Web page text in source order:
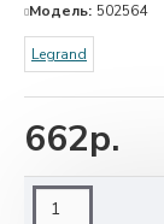
662р.
Модель: 502564
Legrand